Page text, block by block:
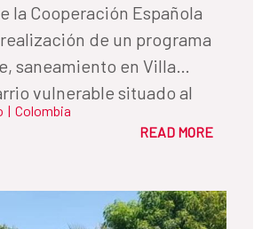
la Cooperación Española
de un programa
saneamiento en Villa
vulnerable situado al
de Indias, Colombia
| Colombia
READ MORE